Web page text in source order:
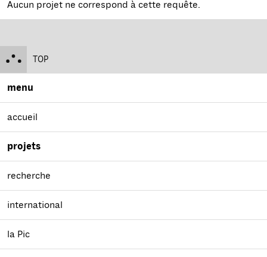
Aucun projet ne correspond à cette requête.
TOP
menu
accueil
projets
recherche
international
la Pic